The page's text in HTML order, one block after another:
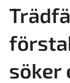
söker